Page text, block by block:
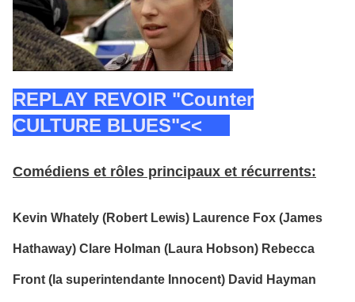
REPLAY REVOIR "Counter
CULTURE BLUES"<<
Comédiens et rôles principaux et récurrents:
Kevin Whately (Robert Lewis) Laurence Fox (James
Hathaway) Clare Holman (Laura Hobson) Rebecca
Front (la superintendante Innocent) David Hayman